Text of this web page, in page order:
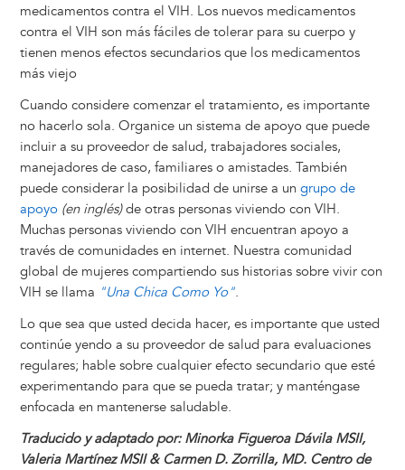
medicamentos contra el VIH. Los nuevos medicamentos
contra el VIH son más fáciles de tolerar para su cuerpo y
tienen menos efectos secundarios que los medicamentos
más viejo
Cuando considere comenzar el tratamiento, es importante
no hacerlo sola. Organice un sistema de apoyo que puede
incluir a su proveedor de salud, trabajadores sociales,
manejadores de caso, familiares o amistades. También
puede considerar la posibilidad de unirse a un grupo de
apoyo (en inglés)de otras personas viviendo con VIH.
Muchas personas viviendo con VIH encuentran apoyo a
través de comunidades en internet. Nuestra comunidad
global de mujeres compartiendo sus historias sobre vivir con
VIH se llama "Una Chica Como Yo".
Lo que sea que usted decida hacer, es importante que usted
continúe yendo a su proveedor de salud para evaluaciones
regulares; hable sobre cualquier efecto secundario que esté
experimentando para que se pueda tratar; y manténgase
enfocada en mantenerse saludable.
Traducido y adaptado por: Minorka Figueroa Dávila MSII,
Valeria Martínez MSII & Carmen D. Zorrilla, MD. Centro de